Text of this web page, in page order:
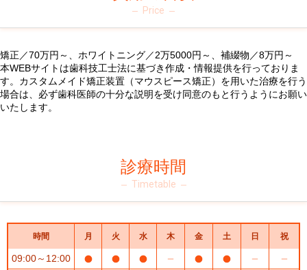
Price
矯正／70万円～、ホワイトニング／2万5000円～、補綴物／8万円～
本WEBサイトは歯科技工士法に基づき作成・情報提供を行っておりま
す。カスタムメイド矯正装置（マウスピース矯正）を用いた治療を行う
場合は、必ず歯科医師の十分な説明を受け同意のもと行うようにお願い
いたします。
診療時間
Timetable
時間 月 火 水 木 金 土 日 祝
09:00～12:00